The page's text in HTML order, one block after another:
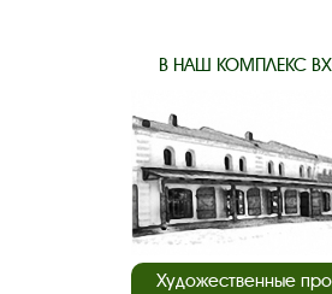
В НАШ КОМПЛЕКС
Художественные